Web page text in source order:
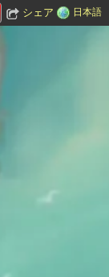
シェア 日本語